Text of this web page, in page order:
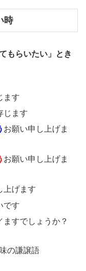
時
もらいたい」とき
ます
じます
お願い申し上げま
お願い申し上げま
上げます
です
ますでしょうか？
の謙譲語